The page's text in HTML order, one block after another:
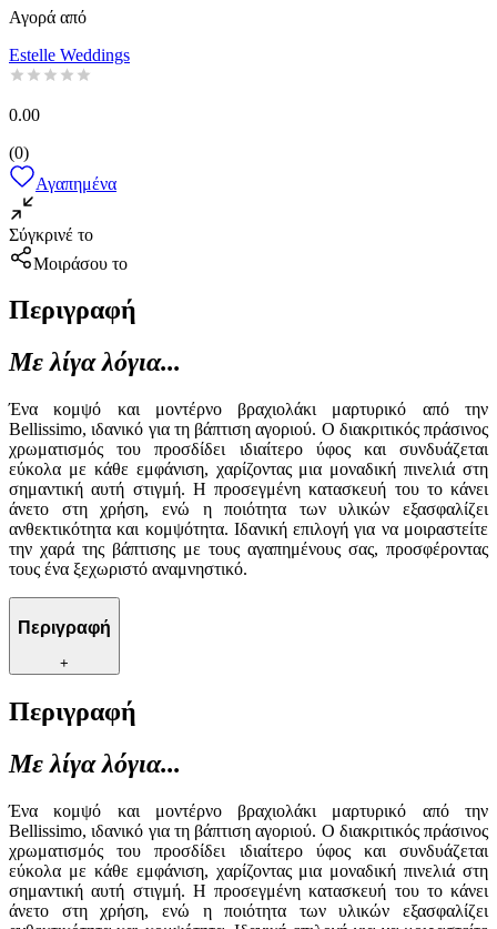
Αγορά από
Estelle Weddings
0.00
(0)
Αγαπημένα
Σύγκρινέ το
Μοιράσου το
Περιγραφή
Με λίγα λόγια...
Ένα κομψό και μοντέρνο βραχιολάκι μαρτυρικό από την
Bellissimo, ιδανικό για τη βάπτιση αγοριού. Ο διακριτικός πράσινος
χρωματισμός του προσδίδει ιδιαίτερο ύφος και συνδυάζεται
εύκολα με κάθε εμφάνιση, χαρίζοντας μια μοναδική πινελιά στη
σημαντική αυτή στιγμή. Η προσεγμένη κατασκευή του το κάνει
άνετο στη χρήση, ενώ η ποιότητα των υλικών εξασφαλίζει
ανθεκτικότητα και κομψότητα. Ιδανική επιλογή για να μοιραστείτε
την χαρά της βάπτισης με τους αγαπημένους σας, προσφέροντας
τους ένα ξεχωριστό αναμνηστικό.
Περιγραφή
+
Περιγραφή
Με λίγα λόγια...
Ένα κομψό και μοντέρνο βραχιολάκι μαρτυρικό από την
Bellissimo, ιδανικό για τη βάπτιση αγοριού. Ο διακριτικός πράσινος
χρωματισμός του προσδίδει ιδιαίτερο ύφος και συνδυάζεται
εύκολα με κάθε εμφάνιση, χαρίζοντας μια μοναδική πινελιά στη
σημαντική αυτή στιγμή. Η προσεγμένη κατασκευή του το κάνει
άνετο στη χρήση, ενώ η ποιότητα των υλικών εξασφαλίζει